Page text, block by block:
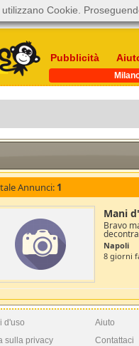
Pubblicità
Annunci: 1
Mani
Bravo
Napoli
8 giorni
d'uso
sulla privacy
Aiuto
Contattaci
Cookie.